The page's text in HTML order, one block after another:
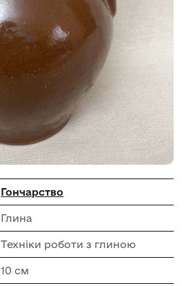
Гончарство
Глина
Техніки роботи з глиною
10 см